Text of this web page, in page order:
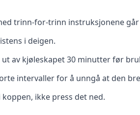
trinn-for-trinn instruksjonene
i deigen.
av kjøleskapet 30 minutter før
intervaller for å unngå at den
ikke press det ned.